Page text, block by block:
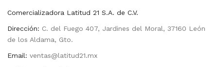
Comercializadora Latitud 21 S.A. de C.V.
Dirección: C. del Fuego 407, Jardines del Moral, 37160 León
de los Aldama, Gto.
Email: ventas@latitud21.mx